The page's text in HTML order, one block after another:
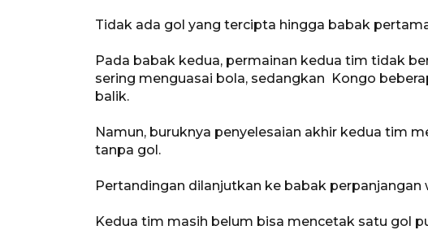
Tidak ada gol yang tercipta hingga babak
Pada babak kedua, permainan kedua tim tidak
sering menguasai bola, sedangkan Kongo
balik.
Namun, buruknya penyelesaian akhir kedua tim
tanpa gol.
Pertandingan dilanjutkan ke babak perpanjangan
Kedua tim masih belum bisa mencetak satu gol